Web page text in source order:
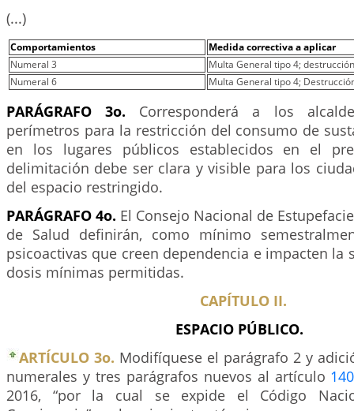
(...)
Comportamientos
Medida correctiva a aplicar
Numeral 3
Multa General tipo 4;
Numeral 6
Multa General tipo 4;
PARÁGRAFO 3o. Corresponderá a los
perímetros para la restricción del consumo de
en los lugares públicos establecidos en el
delimitación debe ser clara y visible para los
del espacio restringido.
PARÁGRAFO 4o. El Consejo Nacional de
de Salud definirán, como mínimo
psicoactivas que creen dependencia e impacten la
dosis mínimas permitidas.
CAPÍTULO II.
ESPACIO PÚBLICO.
ARTÍCULO 3o. Modifíquese el parágrafo 2 y
numerales y tres parágrafos nuevos al artículo 140
2016, “por la cual se expide el Código